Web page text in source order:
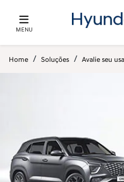
MENU
Home Soluções Avalie seu